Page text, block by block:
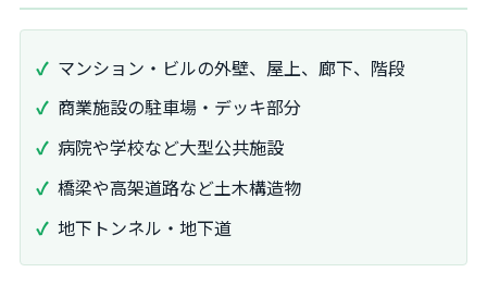
マンション・ビルの外壁、屋上、廊下、階段
商業施設の駐車場・デッキ部分
病院や学校など大型公共施設
橋梁や高架道路など土木構造物
地下トンネル・地下道